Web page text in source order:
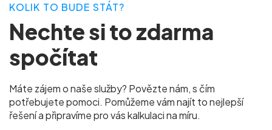
KOLIK TO BUDE STÁT?
Nechte si to zdarma
spočítat
Máte zájem o naše služby? Povězte nám, s čím
potřebujete pomoci. Pomůžeme vám najít to nejlepší
řešení a připravíme pro vás kalkulaci na míru.